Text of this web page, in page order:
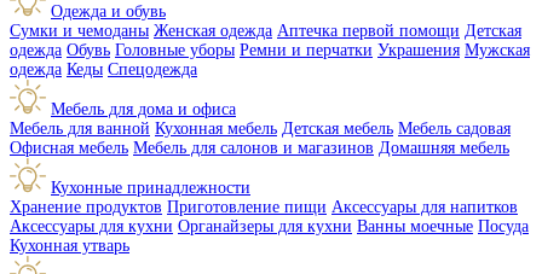
Одежда и обувь
Сумки и чемоданы Женская одежда Аптечка первой помощи Детская
одежда Обувь Головные уборы Ремни и перчатки Украшения Мужская
одежда Кеды Спецодежда
Мебель для дома и офиса
Мебель для ванной Кухонная мебель Детская мебель Мебель садовая
Офисная мебель Мебель для салонов и магазинов Домашняя мебель
Кухонные принадлежности
Хранение продуктов Приготовление пищи Аксессуары для напитков
Аксессуары для кухни Органайзеры для кухни Ванны моечные Посуда
Кухонная утварь